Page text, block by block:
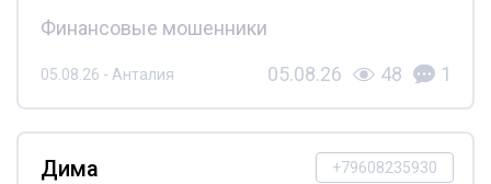
Финансовые мошенники
05.08.26 - Анталия 05.08.26 48 1
+79608235930
Дима